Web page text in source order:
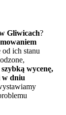
Gliwicach?
od ich stanu
szybką wycenę,
w dniu